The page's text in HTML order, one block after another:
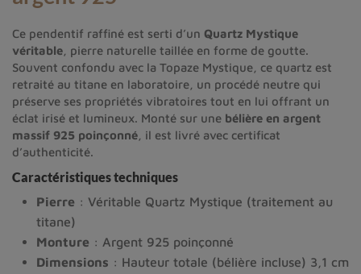
Ce pendentif raffiné est serti d’un Quartz Mystique
véritable , pierre naturelle taillée en forme de goutte.
Souvent confondu avec la Topaze Mystique, ce quartz est
retraité au titane en laboratoire, un procédé neutre qui
préserve ses propriétés vibratoires tout en lui offrant un
éclat irisé et lumineux. Monté sur une bélière en argent
massif 925 poinçonné , il est livré avec certificat
d’authenticité.
Caractéristiques techniques
Pierre : Véritable Quartz Mystique (traitement au
titane)
Monture : Argent 925 poinçonné
Dimensions : Hauteur totale (bélière incluse) 3,1 cm